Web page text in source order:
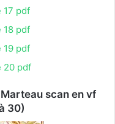
17 pdf
18 pdf
19 pdf
20 pdf
scan en vf
30)